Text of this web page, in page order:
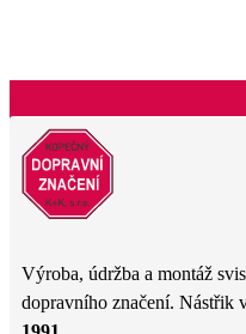
Výroba, údržba a montáž
dopravního značení. Nástřik